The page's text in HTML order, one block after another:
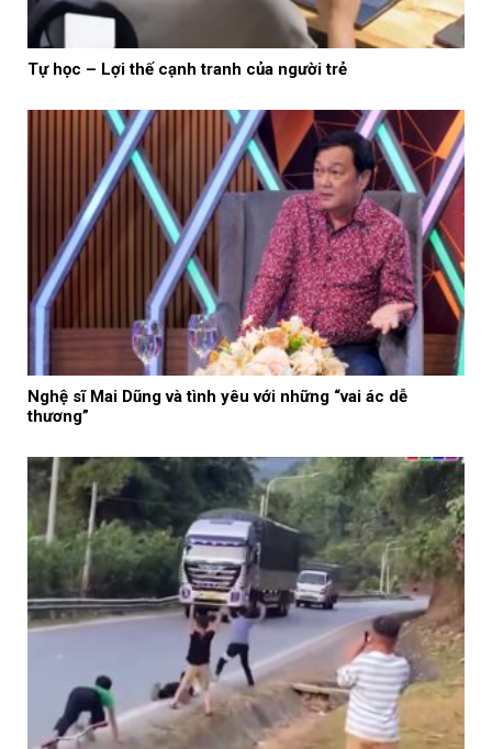
Tự học – Lợi thế cạnh tranh của người trẻ
Nghệ sĩ Mai Dũng và tình yêu với những “vai ác dễ
thương”